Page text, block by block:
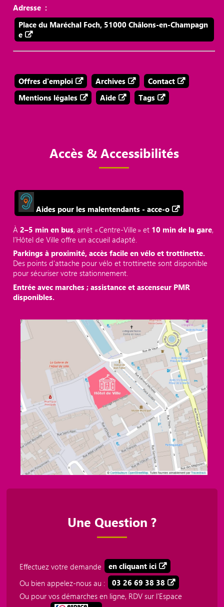
Adresse :
Place du Maréchal Foch, 51000 Châlons-en-Champagn
e
Offres d'emploi Archives
Contact
Mentions légales
Aide Tags
Accès & Accessibilités
Aides pour les malentendants - acce-o
À2–5 min en bus, arrêt « Centre‑Ville » et 10 min de la gare,
l’Hôtel de Ville offre un accueil adapté.
Parkings à proximité, accès facile en vélo et trottinette.
Des points d'attache pour vélo et trottinette sont disponible
pour sécuriser votre stationnement.
Entrée avec marches ; assistance et ascenseur PMR
disponibles.
Une Question ?
Effectuez votre demande
en cliquant ici
Ou bien appelez-nous au :
03 26 69 38 38
Ou pour vos démarches en ligne, RDV sur l'Espace